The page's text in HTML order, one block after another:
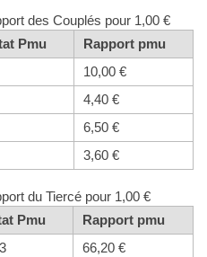
des Couplés pour 1,00 €
Pmu
Rapport pmu
10,00 €
4,40 €
6,50 €
3,60 €
du Tiercé pour 1,00 €
Pmu
Rapport pmu
66,20 €